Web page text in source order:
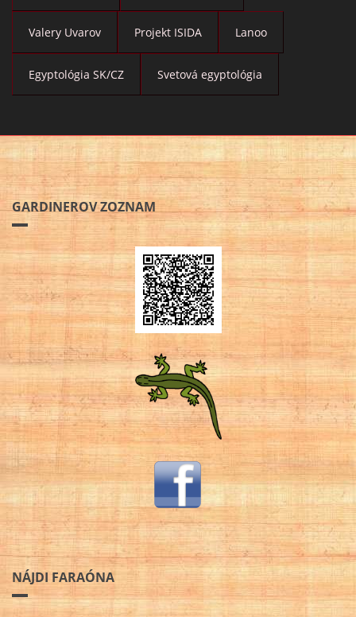
Valery Uvarov Projekt ISIDA Lanoo
Egyptológia SK/CZ Svetová egyptológia
GARDINEROV ZOZNAM
NÁJDI FARAÓNA